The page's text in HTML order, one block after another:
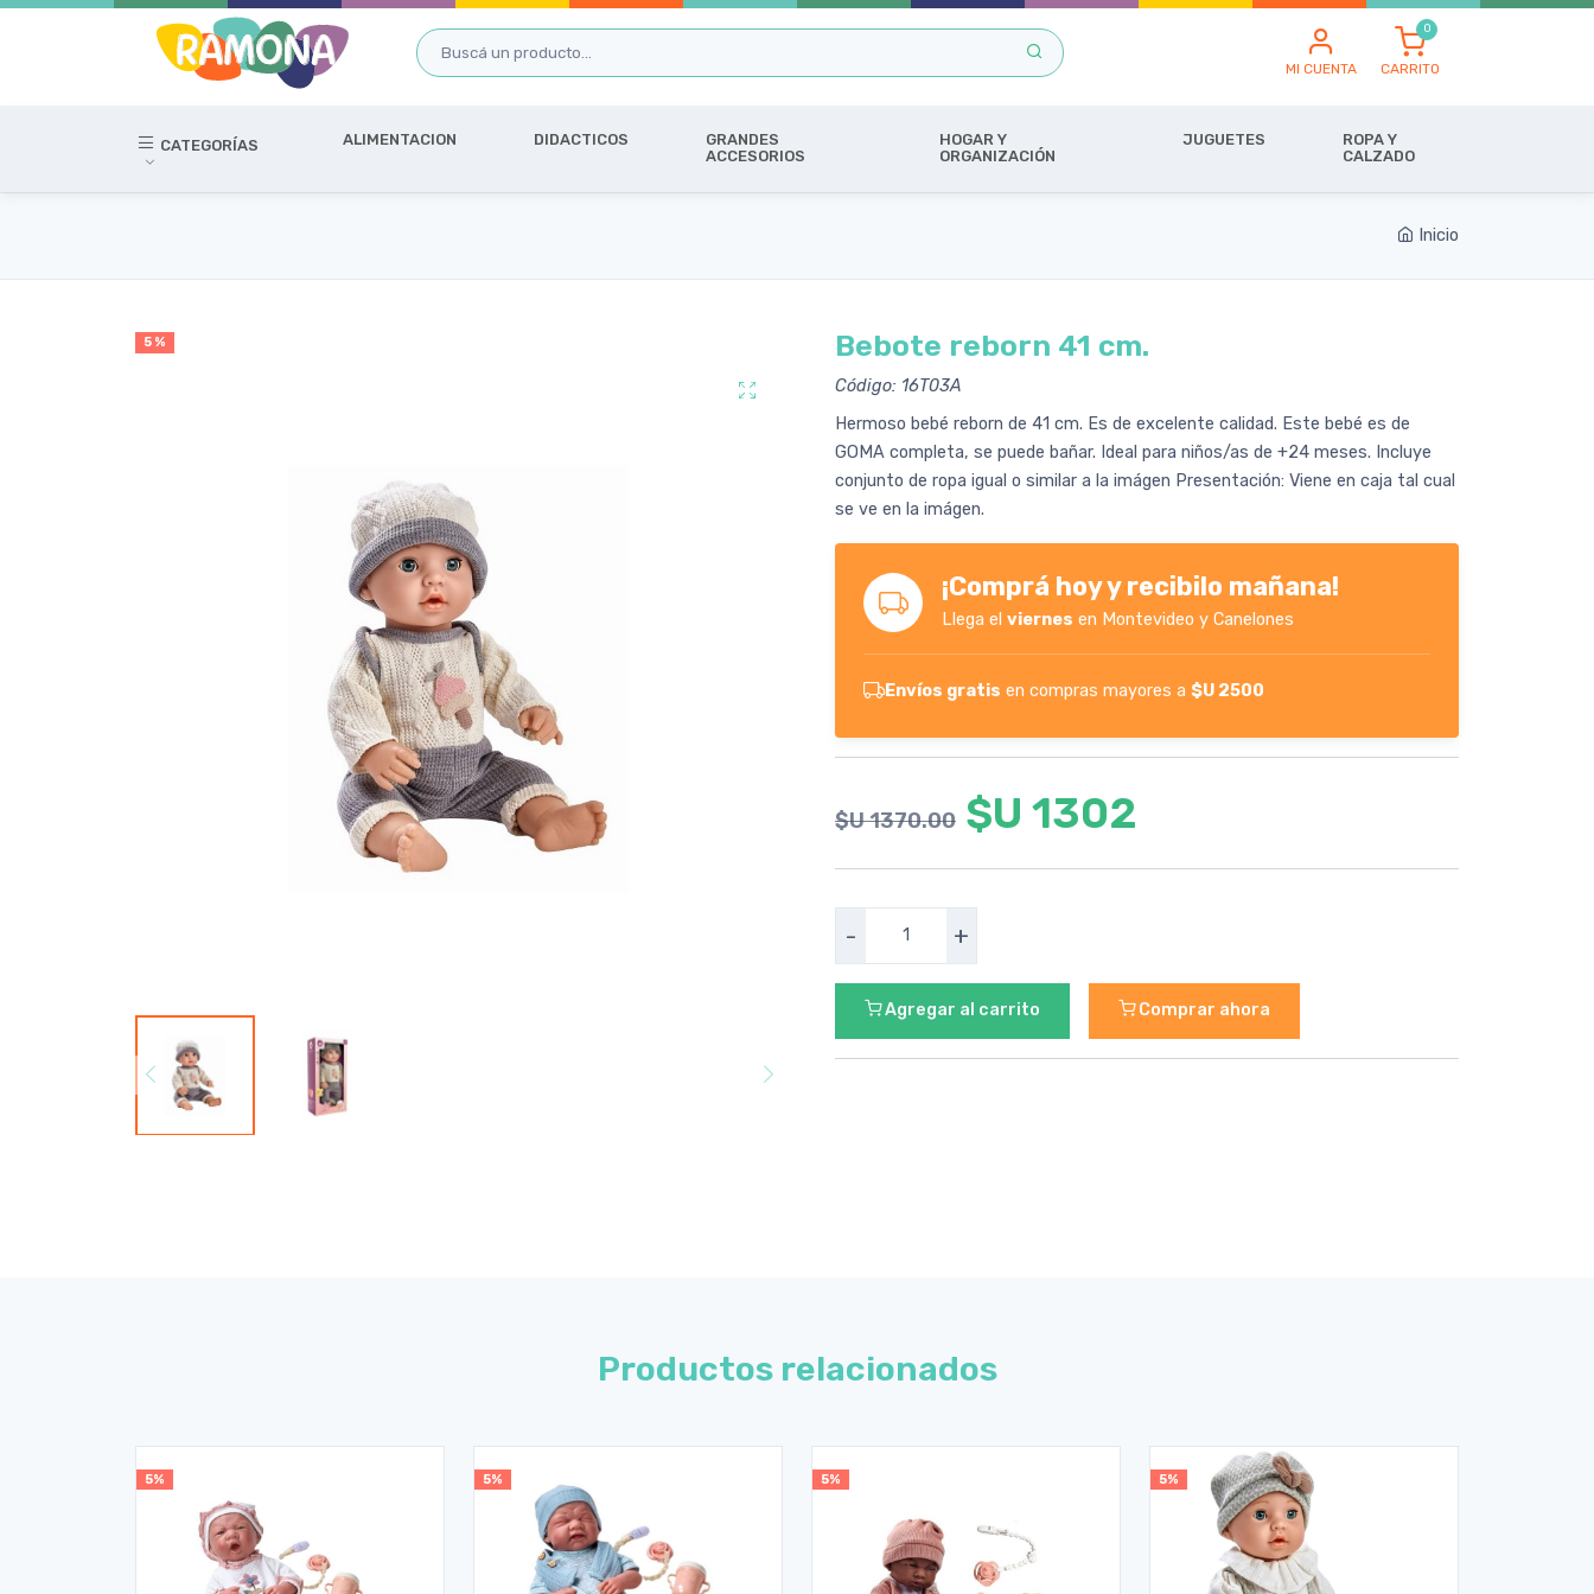
MI CUENTA CARRITO
CATEGORÍAS ALIMENTACION DIDACTICOS
GRANDES
ACCESORIOS
HOGAR Y
ORGANIZACIÓN
JUGUETES
ROPA Y
CALZADO
Inicio
5 % Bebote reborn 41 cm.
Código: 16T03A
Hermoso bebé reborn de 41 cm. Es de excelente calidad. Este bebé es de
GOMA completa, se puede bañar. Ideal para niños/as de +24 meses. Incluye
conjunto de ropa igual o similar a la imágen Presentación: Viene en caja tal cual
se ve en la imágen.
¡Comprá hoy y recibilo mañana!
Llega el viernes en Montevideo y Canelones
Envíos gratis en compras mayores a $U 2500
$U 1370.00 $U 1302
- +
Agregar al carrito Comprar ahora
Productos relacionados
5% 5% 5% 5%